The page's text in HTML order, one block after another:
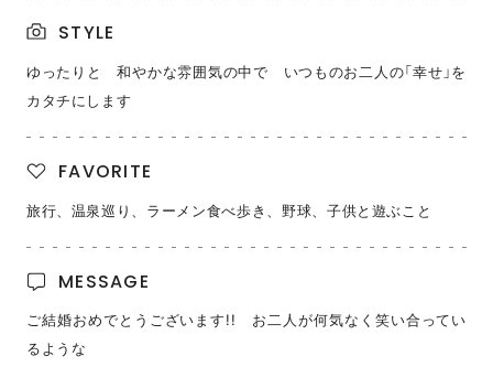
STYLE
ゆったりと 和やかな雰囲気の中で いつものお二人の「幸せ」を
カタチにします
FAVORITE
旅行、温泉巡り、ラーメン食べ歩き、野球、子供と遊ぶこと
MESSAGE
ご結婚おめでとうございます!! お二人が何気なく笑い合ってい
るような